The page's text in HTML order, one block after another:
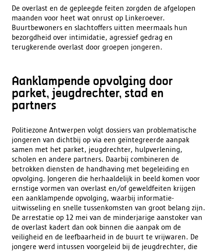
De overlast en de gepleegde feiten zorgden de afgelopen
maanden voor heet wat onrust op Linkeroever.
Buurtbewoners en slachtoffers uitten meermaals hun
bezorgdheid over intimidatie, agressief gedrag en
terugkerende overlast door groepen jongeren.
Aanklampende opvolging door
parket, jeugdrechter, stad en
partners
Politiezone Antwerpen volgt dossiers van problematische
jongeren van dichtbij op via een geïntegreerde aanpak
samen met het parket, jeugdrechter, hulpverlening,
scholen en andere partners. Daarbij combineren de
betrokken diensten de handhaving met begeleiding en
opvolging. Jongeren die herhaaldelijk in beeld komen voor
ernstige vormen van overlast en/of geweldfeiten krijgen
een aanklampende opvolging, waarbij informatie-
uitwisseling en snelle tussenkomsten van groot belang zijn.
De arrestatie op 12 mei van de minderjarige aanstoker van
de overlast kadert dan ook binnen die aanpak om de
veiligheid en de leefbaarheid in de buurt te vrijwaren. De
jongere werd intussen voorgeleid bij de jeugdrechter, die